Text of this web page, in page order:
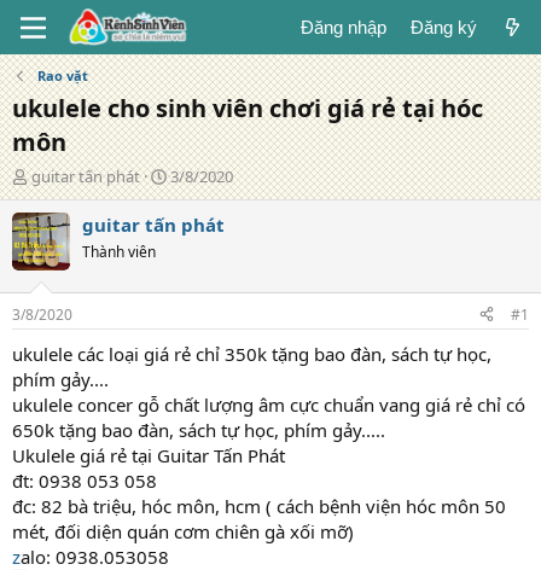
Đăng nhập Đăng ký
Rao vặt
ukulele cho sinh viên chơi giá rẻ tại hóc
môn
T
á
c
g
i
ả
guitar tấn phát
N
g
à
g
3/8/2020
guitar tấn phát
Thành viên
3/8/2020 #1
ukulele các loại giá rẻ chỉ 350k tặng bao đàn, sách tự học,
phím gảy....
ukulele concer gỗ chất lượng âm cực chuẩn vang giá rẻ chỉ có
650k tặng bao đàn, sách tự học, phím gảy.....
Ukulele giá rẻ tại Guitar Tấn Phát
đt: 0938 053 058
đc: 82 bà triệu, hóc môn, hcm ( cách bệnh viện hóc môn 50
mét, đối diện quán cơm chiên gà xối mỡ)
zalo: 0938.053058